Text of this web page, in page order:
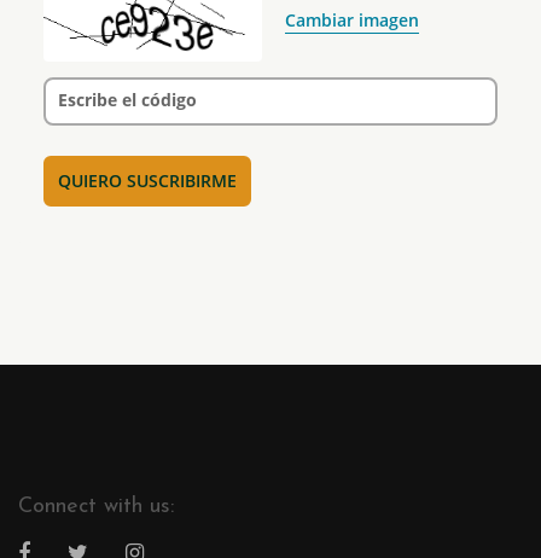
Cambiar imagen
Escribe el código
Connect with us: